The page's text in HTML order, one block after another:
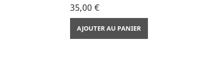
Prix
35,00 €
AJOUTER AU PANIER